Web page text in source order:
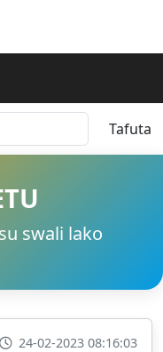
Tafuta
swali lako
24-02-2023 08:16:03